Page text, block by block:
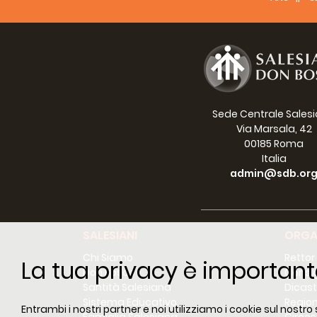
La tua privacy è
Entrambi i nostri partner e noi utilizziamo i cookie sul
Hua
Sede Centrale
Via Marsala, 42
00185 Roma
Italia
admin@sdb.org
Chi Siamo
Don Bosco
Santità Salesiana
Sistema Educativo
Regioni